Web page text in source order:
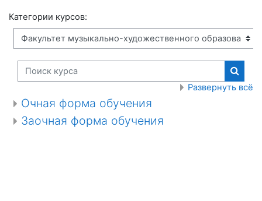
Категории курсов:
Поиск курса
Поиск
Развернуть всё
Очная форма обучения
Заочная форма обучения